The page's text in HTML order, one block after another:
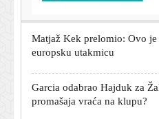
europsku utakmicu
Garcia odabrao Hajduk za
promašaja vraća na klupu?